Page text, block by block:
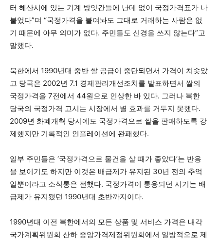
터 혜산시에 있는 기계 방앗간들에 난데 없이 국정가격표가 나
붙었다”며 “국정가격을 붙여놔도 그대로 거래하는 사람은 없
기 때문에 아무 의미가 없다. 주민들도 신경을 쓰지 않는다”고
말했다.
북한에서 1990년대 중반 쌀 공급이 중단되면서 가격이 치솟았
고 당국은 2002년 7.1 경제관리개선조치를 발표하면서 쌀의
국정가격을 7전에서 44원으로 인상한 바 있다. 그러나 북한
당국의 국정가격 고시는 시장에서 별 효과를 거두지 못했다.
2009년 화폐개혁 당시에도 국정가격으로 쌀을 판매하도록 강
제했지만 기록적인 인플레이션에 완패했다.
일부 주민들은 ‘국정가격으로 물건을 살 때가 좋았다’는 반응
을 보이기도 하지만 이것은 배급제가 유지된 30년 전의 추억
일뿐이라고 소식통은 전했다. 국정가격이 통용되던 시기는 배
급제가 유지됐던 1990년대 초반까지이다.
1990년대 이전 북한에서의 모든 상품 및 서비스 가격은 내각
국가계획위원회 산하 중앙가격제정위원회에서 일방적으로 제